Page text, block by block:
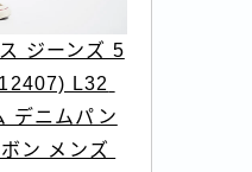
ジーンズ 5
L32
デニムパン
ン メンズ